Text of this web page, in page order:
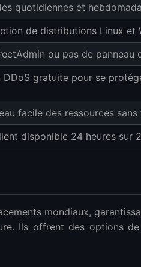
quotidiennes et
de distributions Linux et
ou pas de panneau
DDoS gratuite pour se
facile des ressources
disponible 24 heures sur
mondiaux,
Ils offrent des options